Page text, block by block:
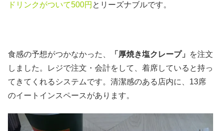
ドリンクがついて500円 とリーズナブルです。
食感の予想がつかなかった、 「厚焼き塩クレープ」
を注文
しました。レジで注文・会計をして、着席していると持っ
てきてくれるシステムです。清潔感のある店内に、13席
のイートインスペースがあります。